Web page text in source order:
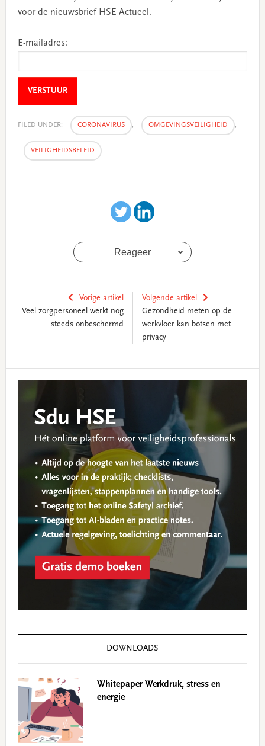
voor de nieuwsbrief HSE Actueel.
E-mailadres:
VERSTUUR
FILED UNDER: CORONAVIRUS , OMGEVINGSVEILIGHEID ,
VEILIGHEIDSBELEID
Reageer
Vorige artikel
Veel zorgpersoneel werkt nog
steeds onbeschermd
Volgende artikel
Gezondheid meten op de
werkvloer kan botsen met
privacy
DOWNLOADS
Whitepaper Werkdruk, stress en
energie